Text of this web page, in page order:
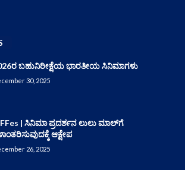
ಬಹುನಿರೀಕ್ಷೆಯ ಭಾರತೀಯ ಸಿನಿಮಾಗಳು
30, 2025
| ಸಿನಿಮಾ ಪ್ರದರ್ಶನ ಲುಲು ಮಾಲ್‌ಗೆ
ಆಕ್ಷೇಪ
26, 2025